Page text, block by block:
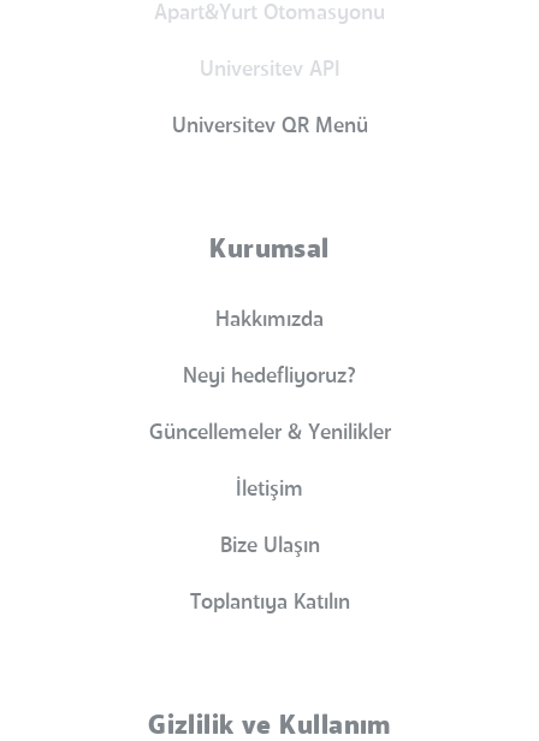
Apart&Yurt Otomasyonu
Universitev API
Universitev QR Menü
Kurumsal
Hakkımızda
Neyi hedefliyoruz?
Güncellemeler & Yenilikler
İletişim
Bize Ulaşın
Toplantıya Katılın
Gizlilik ve Kullanım